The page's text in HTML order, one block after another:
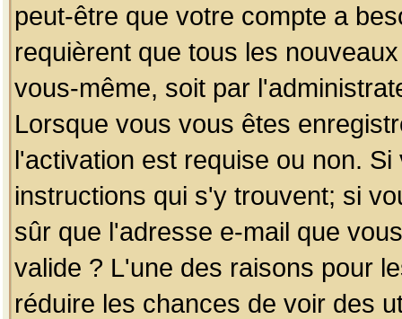
peut-être que votre compte a
requièrent que tous les
vous-même, soit par
Lorsque vous vous êtes
l'activation est requise ou non.
instructions qui s'y trouvent; si
sûr que l'adresse e-mail que
valide ? L'une des raisons pour
réduire les chances de voir des